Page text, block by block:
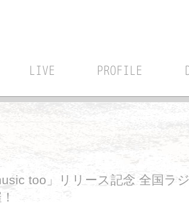
LIVE PROFILE
too」リリース記念 全国ラ